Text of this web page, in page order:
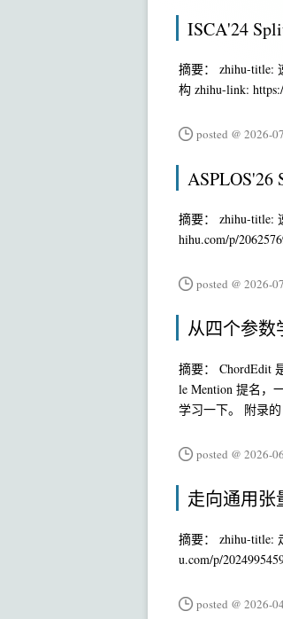
ISCA'24
摘要： zhihu-title:
构 zhihu-link:
posted @ 2026-
摘要： zhihu-title:
hihu.com/p/
posted @ 2026-
从四个参数
摘要： ChordEdit
le Mention 提名，
学习一下。 附录
posted @ 2026-
走向通用张
摘要： zhihu-title:
u.com/p/
posted @ 2026-